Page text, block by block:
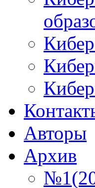
Авторы
Архив